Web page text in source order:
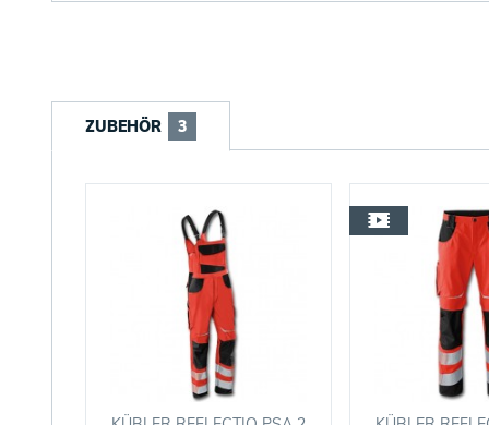
ZUBEHÖR 3